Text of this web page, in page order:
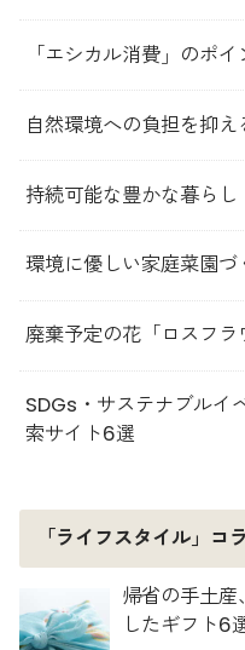
「エシカル消費」のポイ
自然環境への負担を抑
持続可能な豊かな暮ら
環境に優しい家庭菜園づ
廃棄予定の花「ロスフラ
SDGs・サステナブルイ
索サイト6選
「ライフスタイル」コ
帰省の手土
したギフト6